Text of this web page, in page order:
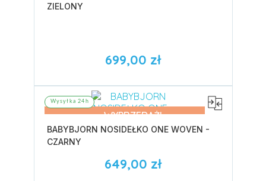
ZIELONY
699,00 zł
Wysyłka 24h
BABYBJORN NOSIDEŁKO ONE WOVEN -
CZARNY
649,00 zł
WYPRZEDAŻ!